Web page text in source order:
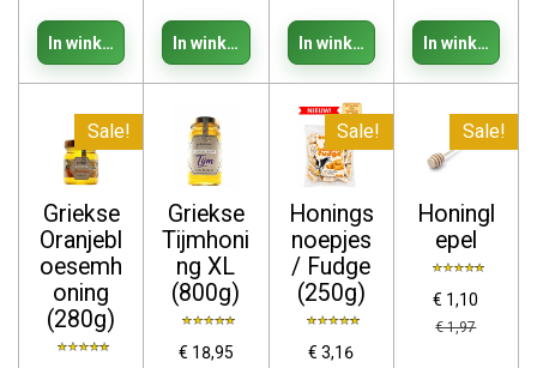
In winkelwagen In winkelwagen In winkelwagen In
Sale!
Griekse
Oranjebl
oesemh
oning
(280g)
Griekse
Tijmhoni
ng XL
(800g)
€ 18,95
Sale!
Honings
noepjes
/ Fudge
(250g)
€ 3,16
Sale!
Honingl
epel
€ 1,10
€ 1,97